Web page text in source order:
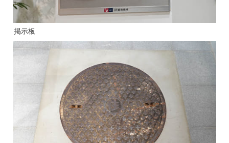
掲示板